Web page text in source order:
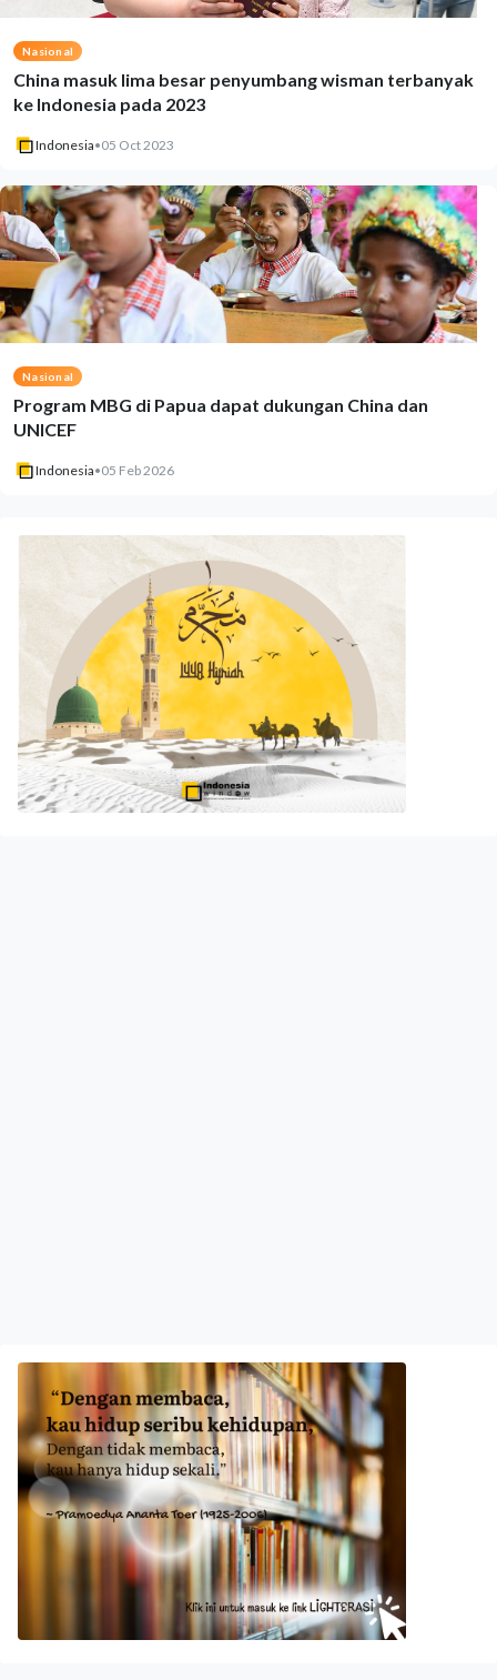
Nasional
China masuk lima besar penyumbang wisman terbanyak
ke Indonesia pada 2023
Indonesia•05 Oct 2023
Nasional
Program MBG di Papua dapat dukungan China dan
UNICEF
Indonesia•05 Feb 2026